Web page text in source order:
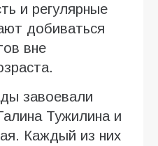
и регулярные
добиваться
вне
завоевали
Тужилина и
Каждый из них